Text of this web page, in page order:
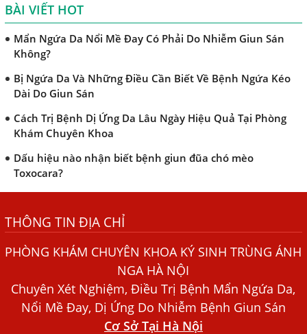
BÀI VIẾT HOT
Điều trị bệnh sán lá gan ở đâu?
Mẩn Ngứa Da Nổi Mề Đay Có Phải Do Nhiễm Giun Sán
Không?
Bị Ngứa Da Và Những Điều Cần Biết Về Bệnh Ngứa Kéo
Dài Do Giun Sán
Cách Trị Bệnh Dị Ứng Da Lâu Ngày Hiệu Quả Tại Phòng
Khám Chuyên Khoa
Dấu hiệu nào nhận biết bệnh giun đũa chó mèo
Toxocara?
Bệnh Chàm Và Những Yếu Tố Liên Quan Đến Bệnh Giun
Sán
Dấu Hiệu Ngứa Da, Dị Ứng, Nổi Mề Đay Do Nhiễm Sán
Bác sĩ Nguyễn Ngọc Ánh Phòng Khám Ánh Nga Đề Tài
Nghiên Cứu Khoa
THÔNG TIN ĐỊA CHỈ
PHÒNG KHÁM CHUYÊN KHOA KÝ SINH TRÙNG ÁNH
NGA HÀ NỘI
Chuyên Xét Nghiệm, Điều Trị Bệnh Mẩn Ngứa Da,
Nổi Mề Đay, Dị Ứng Do Nhiễm Bệnh Giun Sán
Cơ Sở Tại Hà Nội